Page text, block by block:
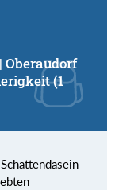
Oberaudorf
(1